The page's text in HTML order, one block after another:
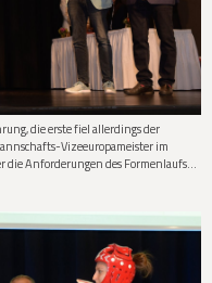
die erste fiel allerdings der
Vizeeuropameister im
die Anforderungen des Formenlaufs…